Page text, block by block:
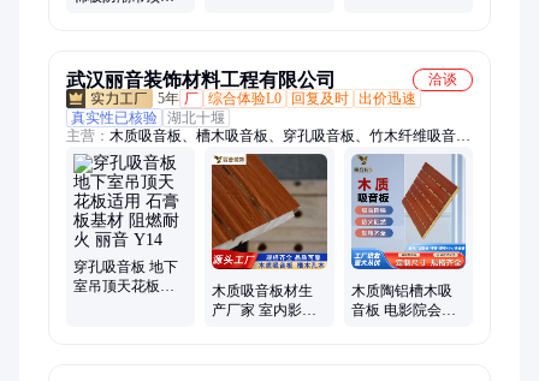
武汉丽音装饰材料工程有限公司
洽谈
5年 厂 综合体验L0 回复及时 出价迅速
真实性已核验 湖北十堰
主营： 木质吸音板、槽木吸音板、穿孔吸音板、竹木纤维吸音
板、陶铝吸音板、聚酯纤维吸音板、软包吸音板、微孔吸音板、
木丝吸音板、机房吸音板、建筑隔音板、吸音棉、无机纤维喷涂
穿孔吸音板 地下
室吊顶天花板适
木质吸音板材生
产厂家 室内影院
木质陶铝槽木吸
音板 电影院会议